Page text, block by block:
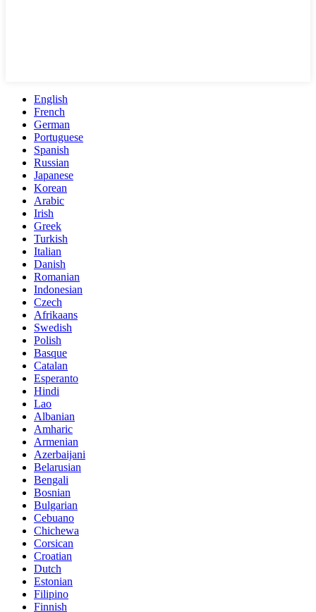
English
French
German
Portuguese
Spanish
Russian
Japanese
Korean
Arabic
Irish
Greek
Turkish
Italian
Danish
Romanian
Indonesian
Czech
Afrikaans
Swedish
Polish
Basque
Catalan
Esperanto
Hindi
Lao
Albanian
Amharic
Armenian
Azerbaijani
Belarusian
Bengali
Bosnian
Bulgarian
Cebuano
Chichewa
Corsican
Croatian
Dutch
Estonian
Filipino
Finnish